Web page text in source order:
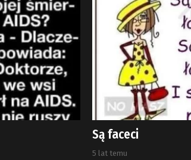
Są faceci
5 lat temu